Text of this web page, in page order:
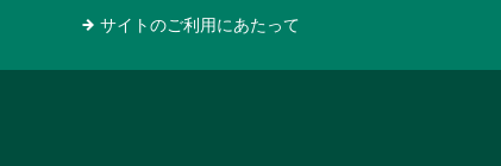
サイトのご利用にあたって